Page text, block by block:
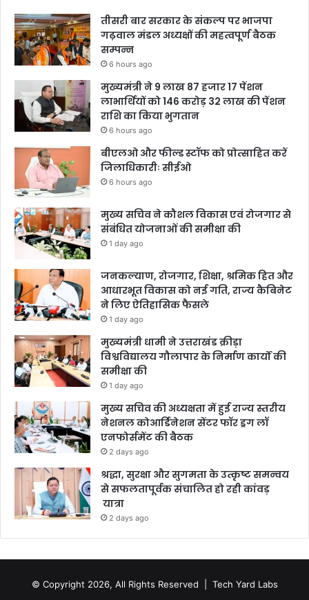
तीसरी बार सरकार के संकल्प पर भाजपा
गढ़वाल मंडल अध्यक्षों की महत्वपूर्ण बैठक
सम्पन्न
6 hours ago
मुख्यमंत्री ने 9 लाख 87 हजार 17 पेंशन
लाभार्थियों को 146 करोड़ 32 लाख की पेंशन
राशि का किया भुगतान
6 hours ago
बीएलओ और फील्ड स्टॉफ को प्रोत्साहित करें
जिलाधिकारीः सीईओ
6 hours ago
मुख्य सचिव ने कौशल विकास एवं रोजगार से
संबंधित योजनाओं की समीक्षा की
1 day ago
जनकल्याण, रोजगार, शिक्षा, श्रमिक हित और
आधारभूत विकास को नई गति, राज्य कैबिनेट
ने लिए ऐतिहासिक फैसले
1 day ago
मुख्यमंत्री धामी ने उत्तराखंड क्रीड़ा
विश्वविद्यालय गौलापार के निर्माण कार्यों की
समीक्षा की
1 day ago
मुख्य सचिव की अध्यक्षता में हुई राज्य स्तरीय
नेशनल कोआर्डिनेशन सेंटर फॉर ड्रग लॉ
एनफोर्समेंट की बैठक
2 days ago
श्रद्धा, सुरक्षा और सुगमता के उत्कृष्ट समन्वय
से सफलतापूर्वक संचालित हो रही कांवड़
यात्रा
2 days ago
© Copyright 2026, All Rights Reserved | Tech Yard Labs